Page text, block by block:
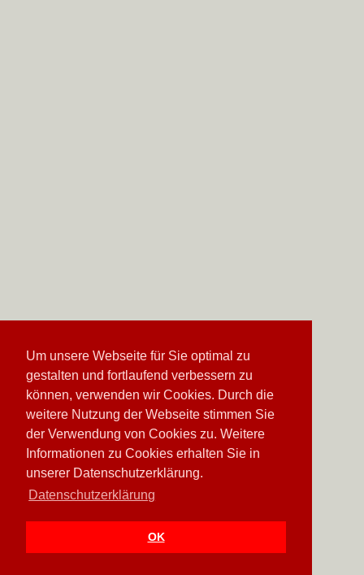
Um unsere Webseite für Sie optimal zu
gestalten und fortlaufend verbessern zu
können, verwenden wir Cookies. Durch die
weitere Nutzung der Webseite stimmen Sie
der Verwendung von Cookies zu. Weitere
Informationen zu Cookies erhalten Sie in
unserer Datenschutzerklärung.
Datenschutzerklärung
OK